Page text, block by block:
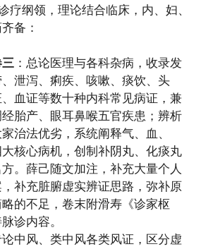
疗纲领，理论结合临床，内、妇、
备：
：总论医理与各科杂病，收录发
泄泻、痢疾、咳嗽、痰饮、头
血证等数十种内科常见病证，兼
胎产、眼耳鼻喉五官疾患；辨析
治法优劣，系统阐释气、血、
核心病机，创制补阴丸、化痰丸
。薛己随文加注，补充大量个人
补充脏腑虚实辨证思路，弥补原
的不足，卷末附滑寿《诊家枢
诊内容。
论中风、类中风各类风证，区分虚